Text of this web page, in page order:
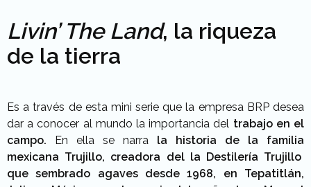
Livin’ The Land, la riqueza
de la tierra
Es a través de esta mini serie que la empresa BRP desea
dar a conocer al mundo la importancia del trabajo en el
campo. En ella se narra la historia de la familia
mexicana Trujillo, creadora del la Destilería Trujillo
que sembrado agaves desde 1968, en Tepatitlán,